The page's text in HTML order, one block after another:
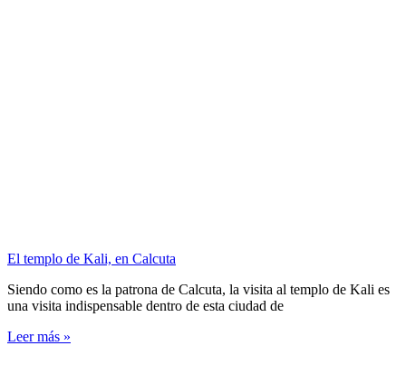
El templo de Kali, en Calcuta
Siendo como es la patrona de Calcuta, la visita al templo de Kali es
una visita indispensable dentro de esta ciudad de
Leer más »